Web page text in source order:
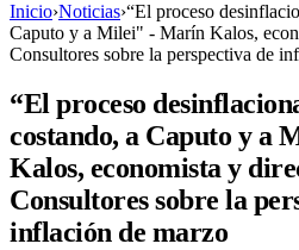
Inicio›Noticias›“El proceso
Caputo y a Milei" - Marín Kalos,
Consultores sobre la perspectiva de
“El proceso
costando, a Caputo y a
Kalos, economista y
Consultores sobre la
inflación de marzo